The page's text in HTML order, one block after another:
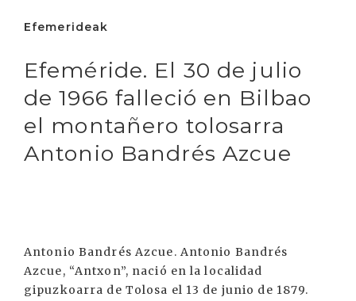
Efemerideak
Efeméride. El 30 de julio
de 1966 falleció en Bilbao
el montañero tolosarra
Antonio Bandrés Azcue
Antonio Bandrés Azcue. Antonio Bandrés
Azcue, “Antxon”, nació en la localidad
gipuzkoarra de Tolosa el 13 de junio de 1879.